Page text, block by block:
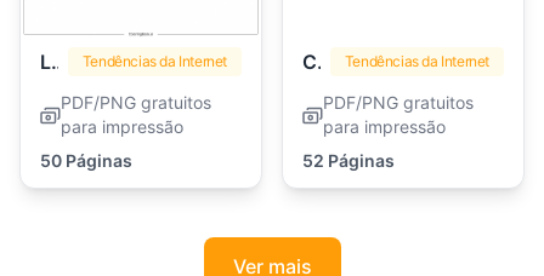
Labubu Tendências da Internet
PDF/PNG gratuitos
para impressão
50 Páginas
Caçadores de Demônios Kpop Tendências da Internet
PDF/PNG gratuitos
para impressão
52 Páginas
Ver mais